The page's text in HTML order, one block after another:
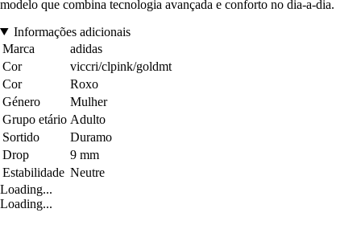
modelo que combina tecnologia avançada e conforto no dia-a-dia.
Informações adicionais
Marca
adidas
Cor
viccri/clpink/goldmt
Cor
Roxo
Género
Mulher
Grupo etário Adulto
Sortido
Duramo
Drop
9 mm
Estabilidade Neutre
Loading...
Loading...